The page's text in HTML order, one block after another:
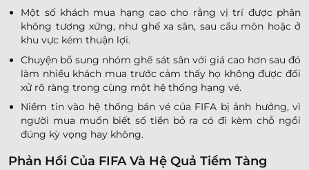
Một số khách mua hạng cao cho rằng vị trí được phân
không tương xứng, như ghế xa sân, sau cầu môn hoặc ở
khu vực kém thuận lợi.
Chuyện bổ sung nhóm ghế sát sân với giá cao hơn sau đó
làm nhiều khách mua trước cảm thấy họ không được đối
xử rõ ràng trong cùng một hệ thống hạng vé.
Niềm tin vào hệ thống bán vé của FIFA bị ảnh hưởng, vì
người mua muốn biết số tiền bỏ ra có đi kèm chỗ ngồi
đúng kỳ vọng hay không.
Phản Hồi Của FIFA Và Hệ Quả Tiềm Tàng